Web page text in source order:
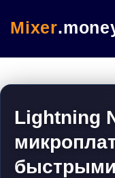
Mixer
Lightning